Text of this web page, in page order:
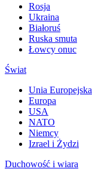
Rosja
Ukraina
Białoruś
Ruska smuta
Łowcy onuc
Świat
Unia Europejska
Europa
USA
NATO
Niemcy
Izrael i Żydzi
Duchowość i wiara